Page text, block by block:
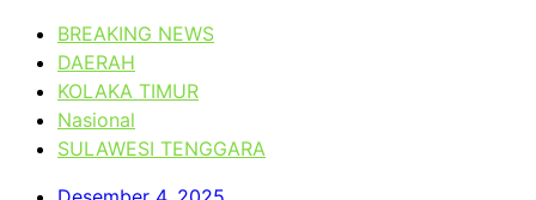
BREAKING NEWS
DAERAH
KOLAKA TIMUR
Nasional
SULAWESI TENGGARA